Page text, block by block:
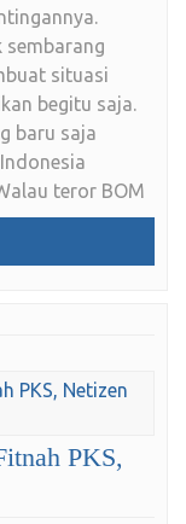
sembarang
situasi
begitu saja.
baru saja
teror BOM
PKS,